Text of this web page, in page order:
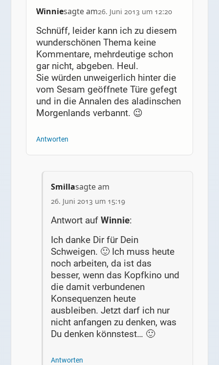
Winniesagte am26. Juni 2013 um 12:20
Schnüff, leider kann ich zu diesem
wunderschönen Thema keine
Kommentare, mehrdeutige schon
gar nicht, abgeben. Heul.
Sie würden unweigerlich hinter die
vom Sesam geöffnete Türe gefegt
und in die Annalen des aladinschen
Morgenlands verbannt. 😉
Antworten
Smillasagte am
26. Juni 2013 um 15:19
Antwort aufWinnie:
Ich danke Dir für Dein
Schweigen. 🙂 Ich muss heute
noch arbeiten, da ist das
besser, wenn das Kopfkino und
die damit verbundenen
Konsequenzen heute
ausbleiben. Jetzt darf ich nur
nicht anfangen zu denken, was
Du denken könnstest… 🙂
Antworten